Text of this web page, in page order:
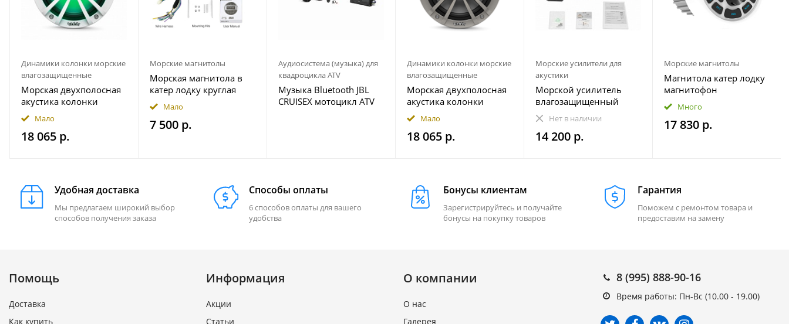
Динамики колонки морские
влагозащищенные
Морская двухполосная
акустика колонки
INFINITY 622MLW
Мало
18 065 р.
Морские магнитолы
Морская магнитола в
катер лодку круглая
Bluetooth AKAMATE MS-
10RV
Мало
7 500 р.
Аудиосистема (музыка) для
квадроцикла ATV
Музыка Bluetooth JBL
CRUISEX мотоцикл ATV
Динамики колонки морские
влагозащищенные
Морская двухполосная
акустика колонки
INFINITY 622MLT
Мало
18 065 р.
Морские усилители для
акустики
Морской усилитель
влагозащищенный
Velex VX-502
Нет в наличии
14 200 р.
Морские магнитолы
Магнитола катер лодку
магнитофон
влагозащищенная
МОРЕМАН XFa-НЕ820
Много
17 830 р.
Удобная доставка
Мы предлагаем широкий выбор
способов получения заказа
Способы оплаты
6 способов оплаты для вашего
удобства
Бонусы клиентам
Зарегистрируйтесь и получайте
бонусы на покупку товаров
Гарантия
Поможем с ремонтом товара и
предоставим на замену
Помощь
Доставка
Как купить
Информация
Акции
Статьи
О компании
О нас
Галерея
8 (995) 888-90-16
Время работы: Пн-Вс (10.00 - 19.00)